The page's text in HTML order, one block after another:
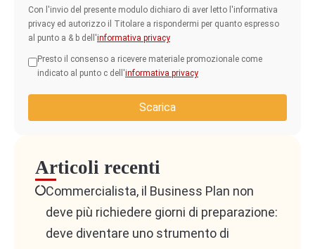
Con l'invio del presente modulo dichiaro di aver letto l'informativa
privacy ed autorizzo il Titolare a rispondermi per quanto espresso
al punto a & b dell'informativa privacy
Presto il consenso a ricevere materiale promozionale come
indicato al punto c dell'informativa privacy
Scarica
Articoli recenti
Commercialista, il Business Plan non
deve più richiedere giorni di preparazione:
deve diventare uno strumento di